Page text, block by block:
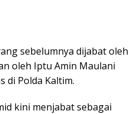
sebelumnya dijabat oleh
oleh Iptu Amin Maulani
di Polda Kaltim.
kini menjabat sebagai